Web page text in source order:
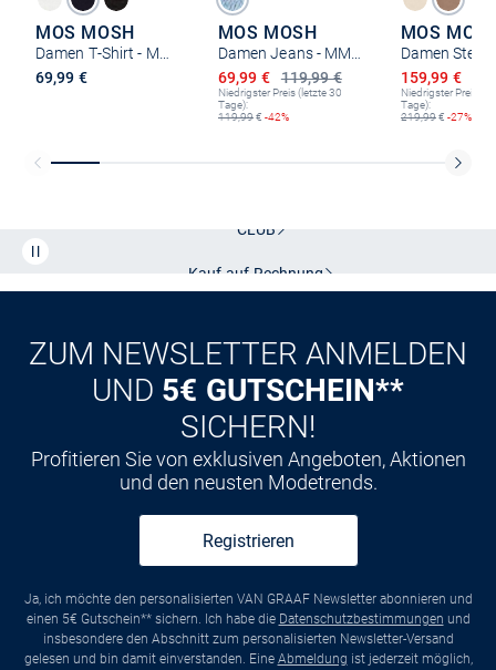
MOS MOSH
69,99 €
MOS MOSH
119,99 €
Ermäßigter Preis
69,99 €
Niedrigster Preis (letzte 30
Tage):
119,99€ -42%
MOS
Ermäßigter
159,99 €
Niedrigster Preis
Tage):
219,99€ -27%
CLUB
Kauf auf Rechnung
ZUM NEWSLETTER ANMELDEN
UND 5€ GUTSCHEIN**
SICHERN!
Profitieren Sie von exklusiven Angeboten, Aktionen
und den neusten Modetrends.
Registrieren
Ja, ich möchte den personalisierten VAN GRAAF Newsletter abonnieren und
einen 5€ Gutschein** sichern. Ich habe die Datenschutzbestimmungen und
insbesondere den Abschnitt zum personalisierten Newsletter-Versand
gelesen und bin damit einverstanden. Eine Abmeldung ist jederzeit möglich,